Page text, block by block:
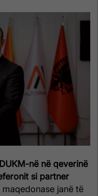
në në qeverinë
si partner
janë të